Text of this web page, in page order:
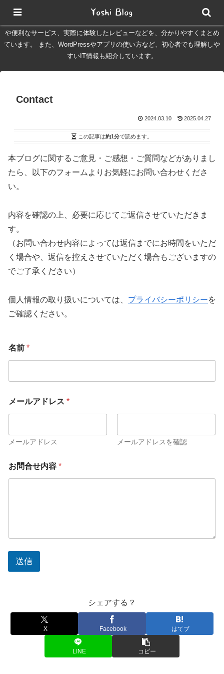
Yoshinomadは、オーストラリア・ブリスベンでの生活情報や、旅行、
や便利なサービス、実際に体験したレビューなどを、分かりやすくまとめ
ています。 また、WordPressやアプリの使い方など、初心者でも理解しや
すいIT情報も紹介しています。
Contact
2024.03.10 2025.04.27
この記事は約1分で読めます。
本ブログに関するご意見・ご感想・ご質問などがありまし
たら、以下のフォームよりお気軽にお問い合わせくださ
い。
内容を確認の上、必要に応じてご返信させていただきま
す。
（お問い合わせ内容によっては返信までにお時間をいただ
く場合や、返信を控えさせていただく場合もございますの
でご了承ください）
個人情報の取り扱いについては、 プライバシーポリシーを
ご確認ください。
名前 *
メールアドレス *
メールアドレス メールアドレスを確認
お問合せ内容 *
送信
シェアする？
X Facebook はてブ
LINE コピー